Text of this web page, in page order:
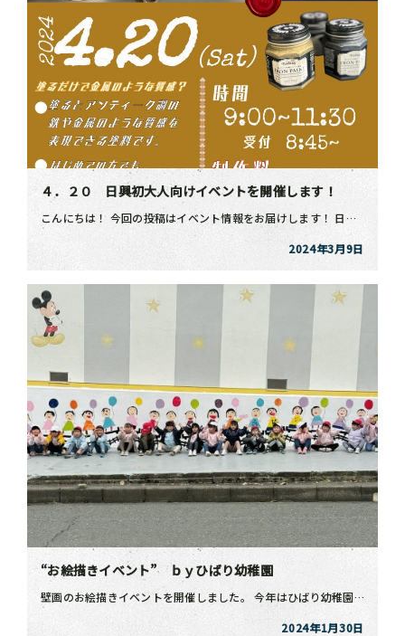
４．２０ 日興初大人向けイベントを開催します！
こんにちは！ 今回の投稿はイベント情報をお届けします！ 日興初、大人向けのイベントということで ❝ […]
2024年3月9日
“お絵描きイベント” ｂｙひばり幼稚園
壁画のお絵描きイベントを開催しました。 今年はひばり幼稚園の可愛い園児たち(年長さん・年中さん)に参 […]
2024年1月30日